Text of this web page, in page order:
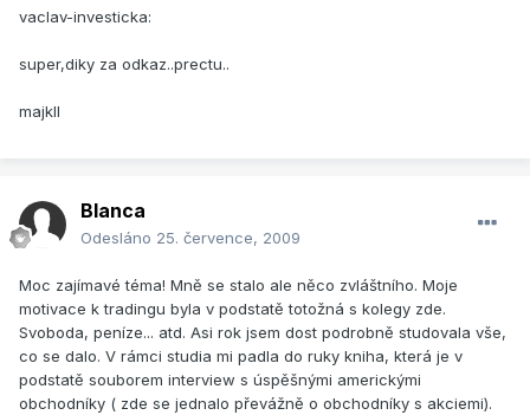
vaclav-investicka:
super,diky za odkaz..prectu..
majkll
Blanca
Odesláno 25. července, 2009
Moc zajímavé téma! Mně se stalo ale něco zvláštního. Moje
motivace k tradingu byla v podstatě totožná s kolegy zde.
Svoboda, peníze... atd. Asi rok jsem dost podrobně studovala vše,
co se dalo. V rámci studia mi padla do ruky kniha, která je v
podstatě souborem interview s úspěšnými americkými
obchodníky ( zde se jednalo převážně o obchodníky s akciemi).